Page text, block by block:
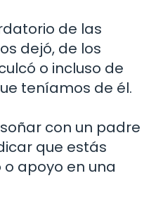
de las
dejó, de los
o incluso de
teníamos de él.
con un padre
que estás
apoyo en una